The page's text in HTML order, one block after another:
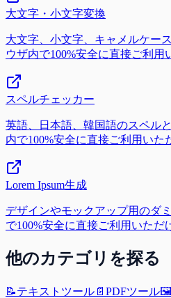
大文字・小文字変換
大文字、小文字、キャメルケー
ウザ内で100%安全に直接ご利用
スペルチェッカー
英語、日本語、韓国語のスペル
内で100%安全に直接ご利用いた
Lorem Ipsum生成
デザインやモックアップ用のダ
で100%安全に直接ご利用いただ
他のカテゴリを探る
📝テキストツール 📄 PDFツール🖼️